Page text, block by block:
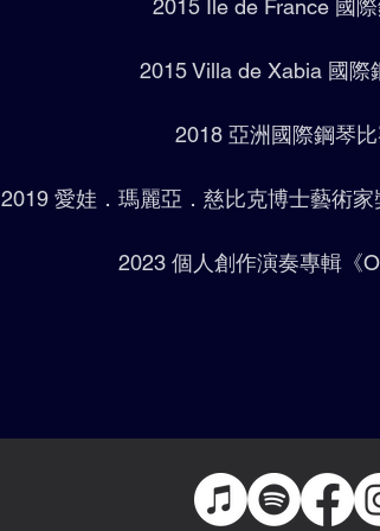
2015 Ile de France 國
2015 Villa de Xabia 國
2018 亞洲國際鋼琴
2019 愛娃．瑪麗亞．慈比克博士藝術
2023 個人創作演奏專輯《